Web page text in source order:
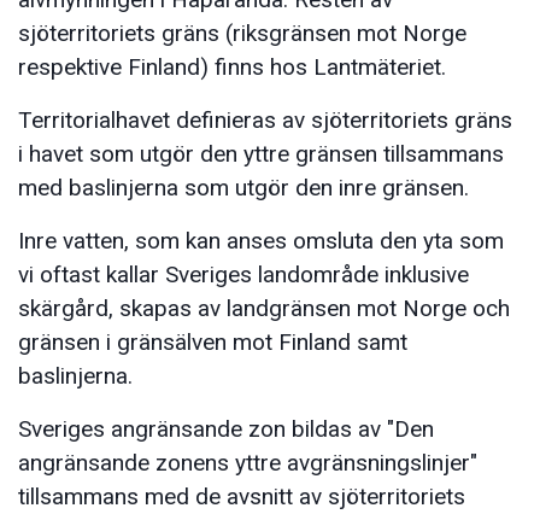
sjöterritoriets gräns (riksgränsen mot Norge
respektive Finland) finns hos Lantmäteriet.
Territorialhavet definieras av sjöterritoriets gräns
i havet som utgör den yttre gränsen tillsammans
med baslinjerna som utgör den inre gränsen.
Inre vatten, som kan anses omsluta den yta som
vi oftast kallar Sveriges landområde inklusive
skärgård, skapas av landgränsen mot Norge och
gränsen i gränsälven mot Finland samt
baslinjerna.
Sveriges angränsande zon bildas av "Den
angränsande zonens yttre avgränsningslinjer"
tillsammans med de avsnitt av sjöterritoriets